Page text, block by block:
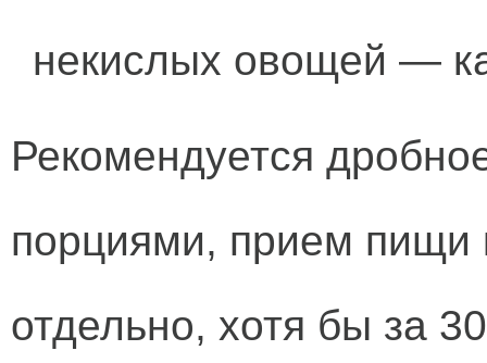
некислых овощей —
Рекомендуется
порциями, прием пищи
отдельно, хотя бы за